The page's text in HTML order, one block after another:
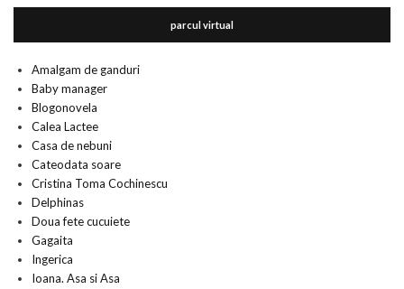
parcul virtual
Amalgam de ganduri
Baby manager
Blogonovela
Calea Lactee
Casa de nebuni
Cateodata soare
Cristina Toma Cochinescu
Delphinas
Doua fete cucuiete
Gagaita
Ingerica
Ioana. Asa si Asa